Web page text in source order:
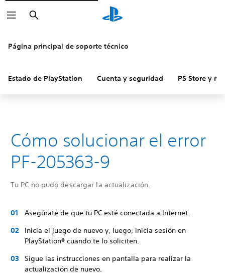
Buscar
Página principal de soporte técnico
Estado de PlayStation Cuenta y seguridad PS Store y
Cómo solucionar el error
PF-205363-9
Tu PC no pudo descargar la actualización.
Asegúrate de que tu PC esté conectada a Internet.
Inicia el juego de nuevo y, luego, inicia sesión en
PlayStation® cuando te lo soliciten.
Sigue las instrucciones en pantalla para realizar la
actualización de nuevo.